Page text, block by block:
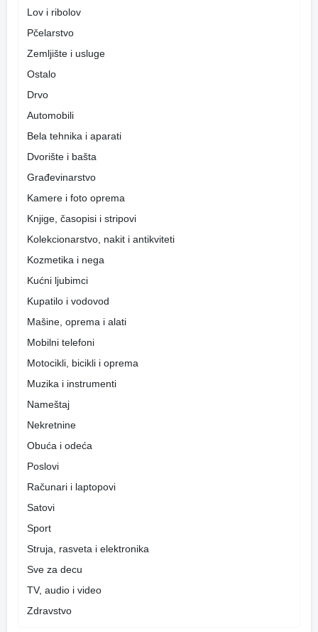
Lov i ribolov
Pčelarstvo
Zemljište i usluge
Ostalo
Drvo
Automobili
Bela tehnika i aparati
Dvorište i bašta
Građevinarstvo
Kamere i foto oprema
Knjige, časopisi i stripovi
Kolekcionarstvo, nakit i antikviteti
Kozmetika i nega
Kućni ljubimci
Kupatilo i vodovod
Mašine, oprema i alati
Mobilni telefoni
Motocikli, bicikli i oprema
Muzika i instrumenti
Nameštaj
Nekretnine
Obuća i odeća
Poslovi
Računari i laptopovi
Satovi
Sport
Struja, rasveta i elektronika
Sve za decu
TV, audio i video
Zdravstvo